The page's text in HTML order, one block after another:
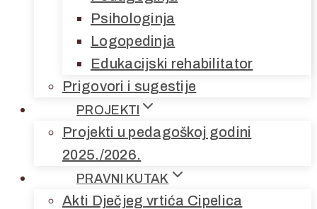
Psihologinja
Logopedinja
Edukacijski rehabilitator
Prigovori i sugestije
PROJEKTI
Projekti u pedagoškoj godini
2025./2026.
PRAVNI KUTAK
Akti Dječjeg vrtića Cipelica